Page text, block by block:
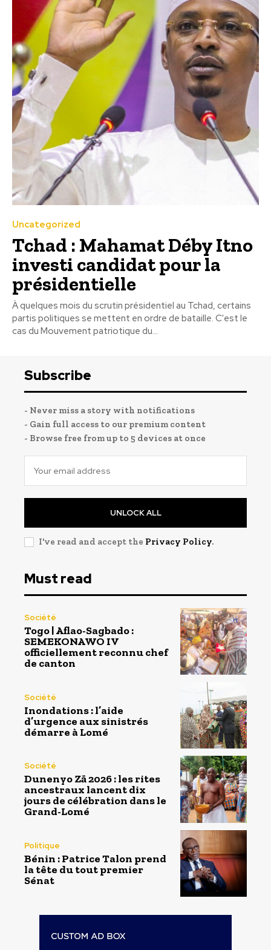
Uncategorized
Tchad : Mahamat Déby Itno
investi candidat pour la
présidentielle
À quelques mois du scrutin présidentiel au Tchad, certains
partis politiques se mettent en ordre de bataille. C'est le
cas du Mouvement patriotique du...
Subscribe
- Never miss a story with notifications
- Gain full access to our premium content
- Browse free from up to 5 devices at once
UNLOCK ALL
I've read and accept the Privacy Policy.
Must read
Société
Togo | Aflao-Sagbado :
SEMEKONAWO IV
officiellement reconnu chef
de canton
Société
Inondations : l’aide
d’urgence aux sinistrés
démarre à Lomé
Société
Dunenyo Zā 2026 : les rites
ancestraux lancent dix
jours de célébration dans le
Grand-Lomé
Politique
Bénin : Patrice Talon prend
la tête du tout premier
Sénat